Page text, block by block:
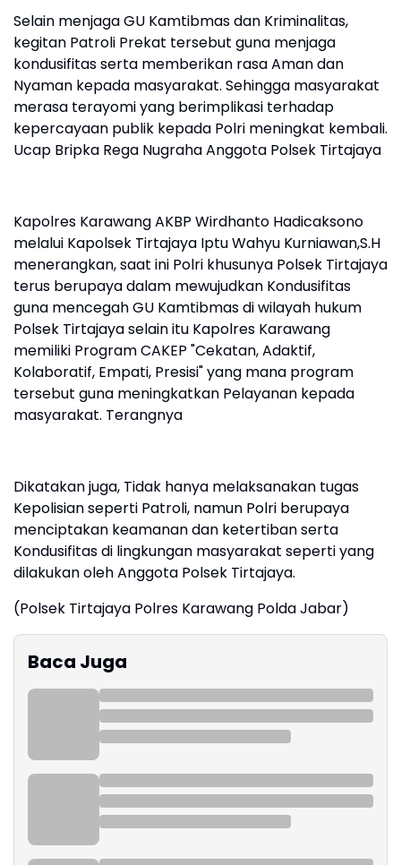
Selain menjaga GU Kamtibmas dan Kriminalitas,
kegitan Patroli Prekat tersebut guna menjaga
kondusifitas serta memberikan rasa Aman dan
Nyaman kepada masyarakat. Sehingga masyarakat
merasa terayomi yang berimplikasi terhadap
kepercayaan publik kepada Polri meningkat kembali.
Ucap Bripka Rega Nugraha Anggota Polsek Tirtajaya
Kapolres Karawang AKBP Wirdhanto Hadicaksono
melalui Kapolsek Tirtajaya Iptu Wahyu Kurniawan,S.H
menerangkan, saat ini Polri khusunya Polsek Tirtajaya
terus berupaya dalam mewujudkan Kondusifitas
guna mencegah GU Kamtibmas di wilayah hukum
Polsek Tirtajaya selain itu Kapolres Karawang
memiliki Program CAKEP "Cekatan, Adaktif,
Kolaboratif, Empati, Presisi" yang mana program
tersebut guna meningkatkan Pelayanan kepada
masyarakat. Terangnya
Dikatakan juga, Tidak hanya melaksanakan tugas
Kepolisian seperti Patroli, namun Polri berupaya
menciptakan keamanan dan ketertiban serta
Kondusifitas di lingkungan masyarakat seperti yang
dilakukan oleh Anggota Polsek Tirtajaya.
(Polsek Tirtajaya Polres Karawang Polda Jabar)
Baca Juga